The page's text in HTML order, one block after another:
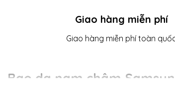
Giao hàng miễn phí
Giao hàng miễn phí toàn
Bao da nam châm
Lưu ý: Các loại bao da nam châm